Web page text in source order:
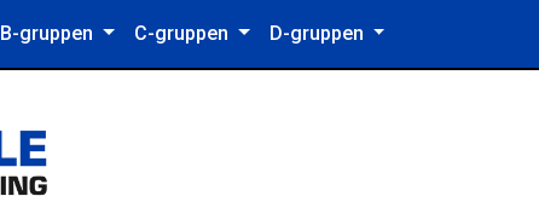
B-gruppen C-gruppen D-gruppen